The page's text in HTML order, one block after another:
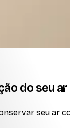
do seu
seu ar